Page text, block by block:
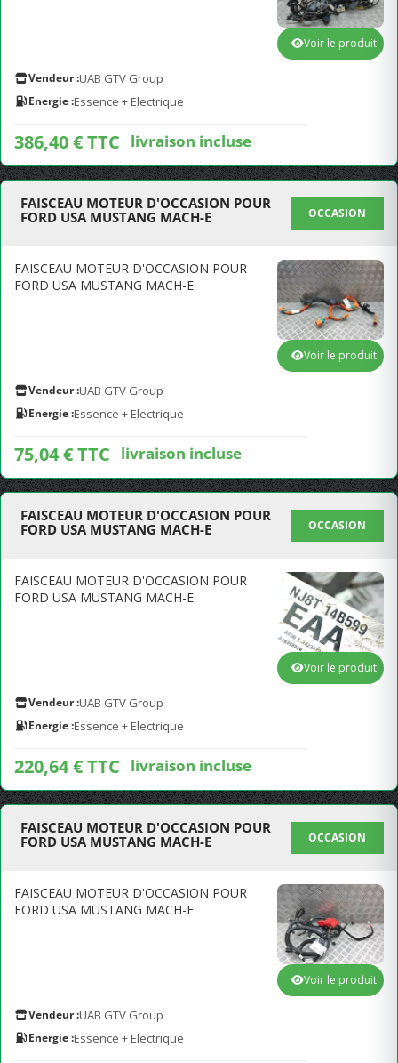
Vendeur :UAB GTV Group
Energie :Essence + Electrique
386,40 € TTC livraison incluse
Voir le produit
FAISCEAU MOTEUR D'OCCASION POUR
FORD USA MUSTANG MACH-E
OCCASION
FAISCEAU MOTEUR D'OCCASION POUR
FORD USA MUSTANG MACH-E
Vendeur :UAB GTV Group
Energie :Essence + Electrique
75,04 € TTC livraison incluse
Voir le produit
FAISCEAU MOTEUR D'OCCASION POUR
FORD USA MUSTANG MACH-E
OCCASION
FAISCEAU MOTEUR D'OCCASION POUR
FORD USA MUSTANG MACH-E
Vendeur :UAB GTV Group
Energie :Essence + Electrique
220,64 € TTC livraison incluse
Voir le produit
FAISCEAU MOTEUR D'OCCASION POUR
FORD USA MUSTANG MACH-E
OCCASION
FAISCEAU MOTEUR D'OCCASION POUR
FORD USA MUSTANG MACH-E
Vendeur :UAB GTV Group
Energie :Essence + Electrique
Voir le produit